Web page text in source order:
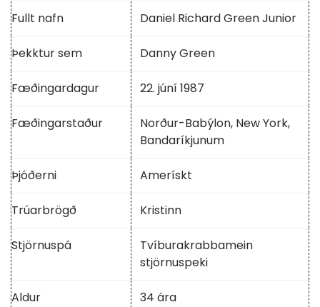
Fullt nafn Daniel Richard Green Junior
Þekktur sem Danny Green
Fæðingardagur 22. júní 1987
Fæðingarstaður
Norður-Babýlon, New York,
Bandaríkjunum
Þjóðerni Amerískt
Trúarbrögð Kristinn
Stjörnuspá
Tvíburakrabbamein
stjörnuspeki
Aldur 34 ára